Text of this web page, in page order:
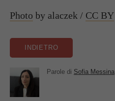
Photo by alaczek / CC BY
Parole di Sofia Messina